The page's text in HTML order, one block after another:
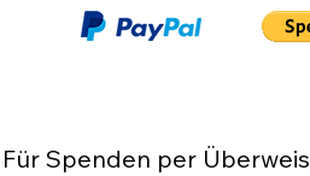
Für Spenden per